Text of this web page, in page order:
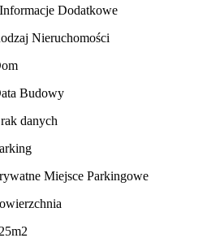
Informacje Dodatkowe
Nieruchomości
Budowy
danych
Miejsce Parkingowe